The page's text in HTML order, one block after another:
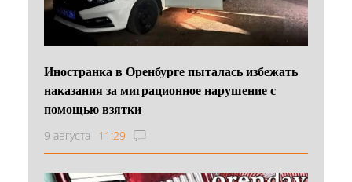
Иностранка в Оренбурге пыталась избежать
наказания за миграционное нарушение с
помощью взятки
9 августа 11:29